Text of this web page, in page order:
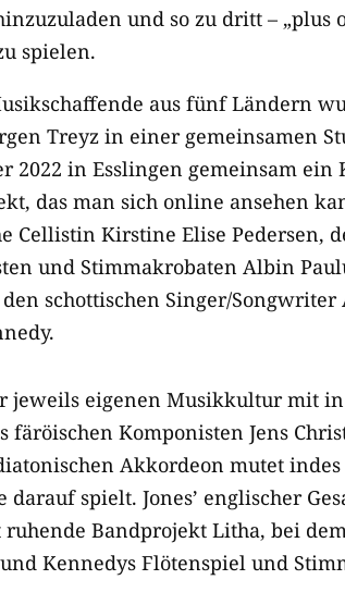
und so zu dritt – „plus
spielen.
aus fünf Ländern
Treyz in einer gemeinsamen
2022 in Esslingen gemeinsam ein
das man sich online ansehen
Cellistin Kirstine Elise Pedersen,
und Stimmakrobaten Albin
schottischen Singer/Songwriter
jeweils eigenen Musikkultur mit in
färöischen Komponisten Jens
Akkordeon mutet
spielt. Jones’ englischer
Bandprojekt Litha, bei
Kennedys Flötenspiel und